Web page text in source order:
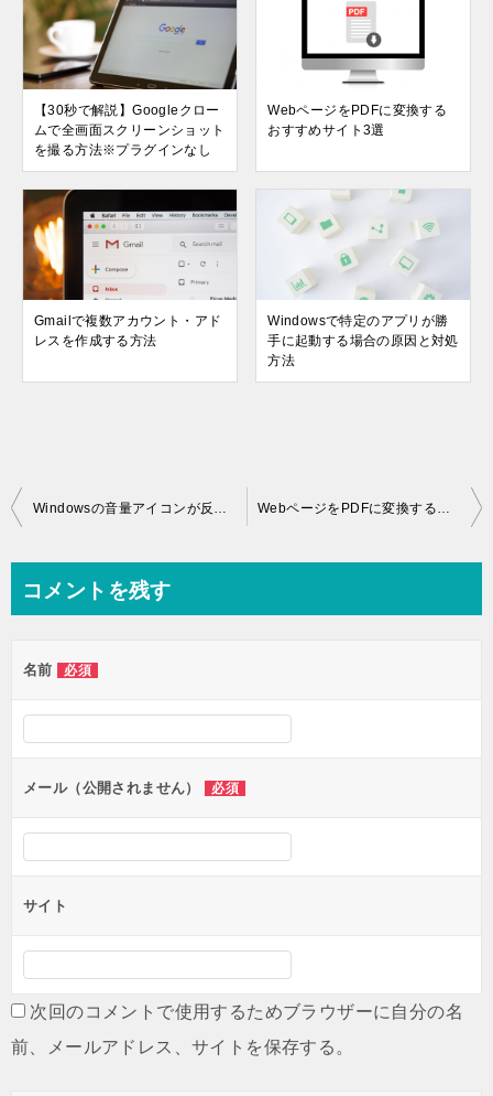
【30秒で解説】Googleクロー
ムで全画面スクリーンショット
を撮る方法※プラグインなし
WebページをPDFに変換する
おすすめサイト3選
Gmailで複数アカウント・アド
レスを作成する方法
Windowsで特定のアプリが勝
手に起動する場合の原因と対処
方法
投
ビ
ー
シ
ョ
ン
コメントを残す
名前 必須
メール（公開されません） 必須
サイト
次回のコメントで使用するためブラウザーに自分の名
前、メールアドレス、サイトを保存する。